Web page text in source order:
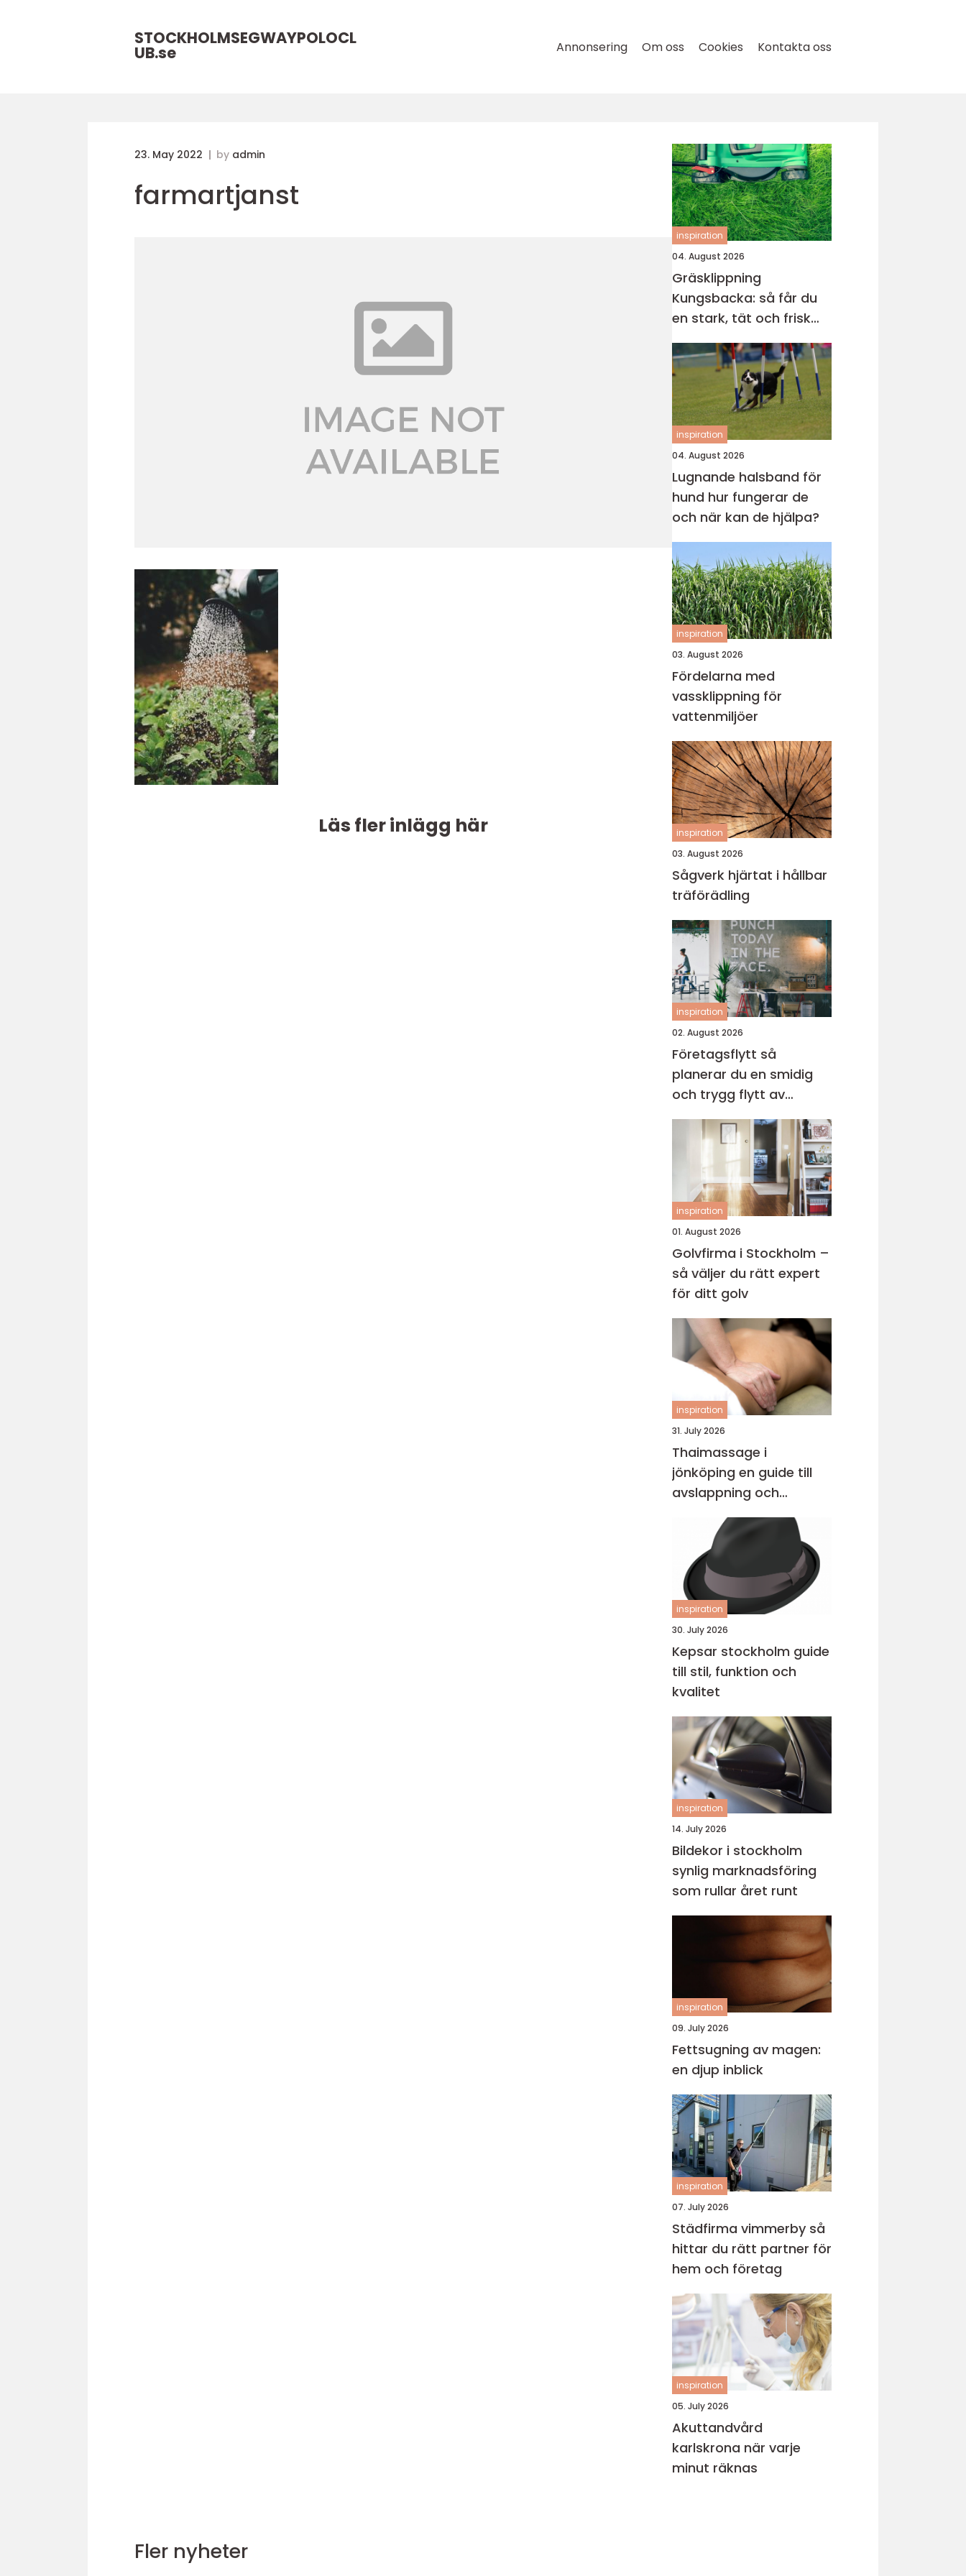
STOCKHOLMSEGWAYPOLOCL
UB.se Annonsering Om oss Cookies Kontakta oss
23. May 2022 by admin
farmartjanst
Läs fler inlägg här
inspiration
04. August 2026
Gräsklippning
Kungsbacka: så får du
en stark, tät och frisk
gräsmatta
inspiration
04. August 2026
Lugnande halsband för
hund hur fungerar de
och när kan de hjälpa?
inspiration
03. August 2026
Fördelarna med
vassklippning för
vattenmiljöer
inspiration
03. August 2026
Sågverk hjärtat i hållbar
träförädling
inspiration
02. August 2026
Företagsflytt så
planerar du en smidig
och trygg flytt av
verksamheten
inspiration
01. August 2026
Golvfirma i Stockholm –
så väljer du rätt expert
för ditt golv
inspiration
31. July 2026
Thaimassage i
jönköping en guide till
avslappning och
behandling
inspiration
30. July 2026
Kepsar stockholm guide
till stil, funktion och
kvalitet
inspiration
14. July 2026
Bildekor i stockholm
synlig marknadsföring
som rullar året runt
inspiration
09. July 2026
Fettsugning av magen:
en djup inblick
inspiration
07. July 2026
Städfirma vimmerby så
hittar du rätt partner för
hem och företag
inspiration
05. July 2026
Akuttandvård
karlskrona när varje
minut räknas
Fler nyheter